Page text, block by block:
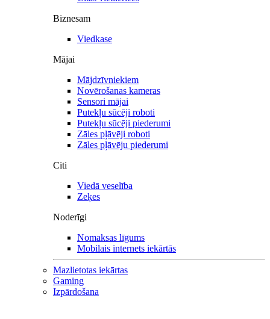
Biznesam
Viedkase
Mājai
Mājdzīvniekiem
Novērošanas kameras
Sensori mājai
Putekļu sūcēji roboti
Putekļu sūcēji piederumi
Zāles pļāvēji roboti
Zāles pļāvēju piederumi
Citi
Viedā veselība
Zeķes
Noderīgi
Nomaksas līgums
Mobilais internets iekārtās
Mazlietotas iekārtas
Gaming
Izpārdošana